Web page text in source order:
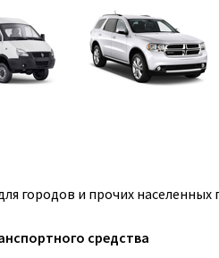
и прочих населенных
средства